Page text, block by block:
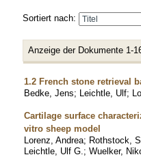
Sortiert nach:
Anzeige der Dokumente 1-
1.2 French stone retrieval
Bedke, Jens; Leichtle, Ulf;
Cartilage surface
vitro sheep model
Lorenz, Andrea; Rothstock,
Leichtle, Ulf G. ; Wuelker,